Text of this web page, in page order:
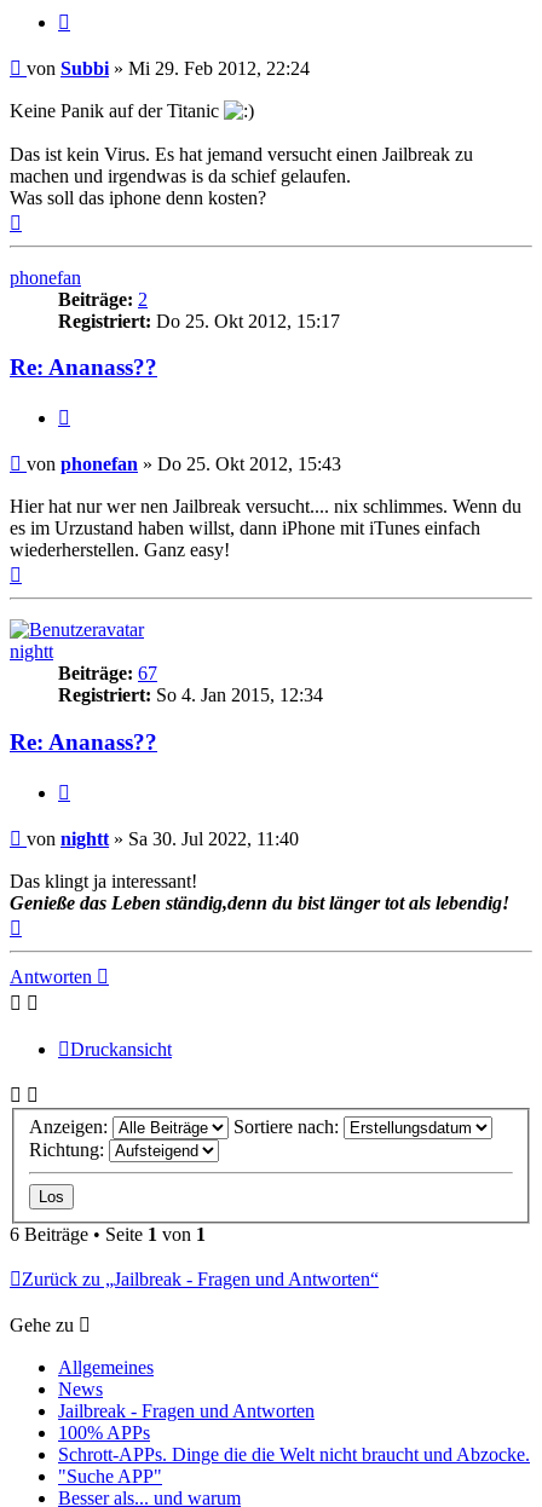
Beitrag
von Subbi » Mi 29. Feb 2012, 22:24
Keine Panik auf der Titanic
Das ist kein Virus. Es hat jemand versucht einen Jailbreak zu
machen und irgendwas is da schief gelaufen.
Was soll das iphone denn kosten?
phonefan
Beiträge: 2
Registriert: Do 25. Okt 2012, 15:17
Re: Ananass??
Beitrag
von phonefan » Do 25. Okt 2012, 15:43
Hier hat nur wer nen Jailbreak versucht.... nix schlimmes. Wenn du
es im Urzustand haben willst, dann iPhone mit iTunes einfach
wiederherstellen. Ganz easy!
nightt
Beiträge: 67
Registriert: So 4. Jan 2015, 12:34
Re: Ananass??
Beitrag
von nightt » Sa 30. Jul 2022, 11:40
Das klingt ja interessant!
Genieße das Leben ständig,denn du bist länger tot als lebendig!
Antworten
Druckansicht
Anzeigen:
Sortiere nach:
Richtung:
6 Beiträge • Seite 1 von 1
Zurück zu „Jailbreak - Fragen und Antworten“
Gehe zu
Allgemeines
News
Jailbreak - Fragen und Antworten
100% APPs
Schrott-APPs. Dinge die die Welt nicht braucht und Abzocke.
"Suche APP"
Besser als... und warum